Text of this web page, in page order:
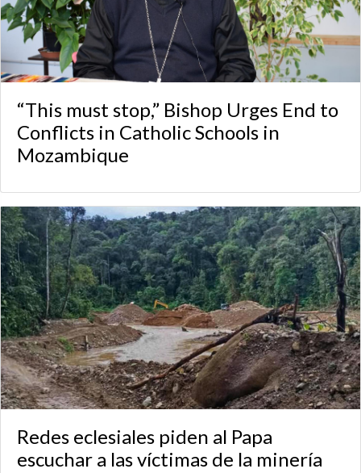
“This must stop,” Bishop Urges End to
Conflicts in Catholic Schools in
Mozambique
Redes eclesiales piden al Papa
escuchar a las víctimas de la minería